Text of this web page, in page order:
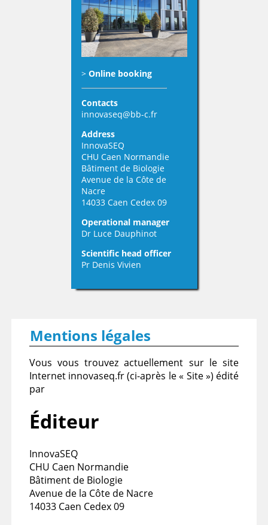
> Online booking
Contacts
innovaseq@bb-c.fr
Address
InnovaSEQ
CHU Caen Normandie
Bâtiment de Biologie
Avenue de la Côte de
Nacre
14033 Caen Cedex 09
Operational manager
Dr Luce Dauphinot
Scientific head officer
Pr Denis Vivien
Mentions légales
Vous vous trouvez actuellement sur le site
Internet innovaseq.fr (ci-après le « Site ») édité
par
Éditeur
InnovaSEQ
CHU Caen Normandie
Bâtiment de Biologie
Avenue de la Côte de Nacre
14033 Caen Cedex 09